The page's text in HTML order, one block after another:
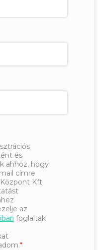
és
ahhoz, hogy
címre
Kft.
az
foglaltak